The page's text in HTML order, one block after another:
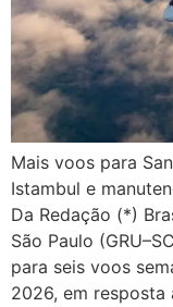
Mais voos para
Istambul e
Da Redação (*)
São Paulo
para seis voos
2026, em resposta